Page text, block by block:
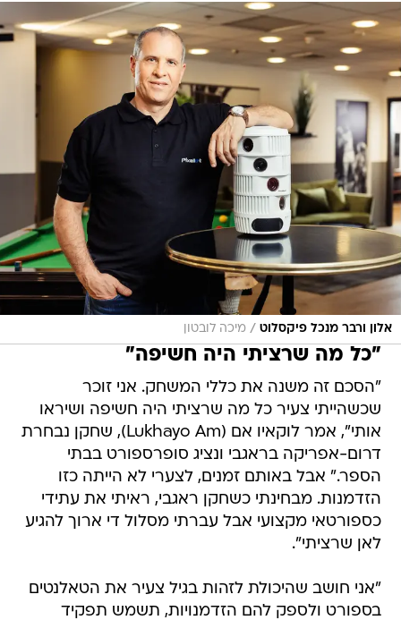
אלון ורבר מנכל פיקסלוט / מיכה לובטון
"כל מה שרציתי היה חשיפה"
"הסכם זה משנה את כללי המשחק. אני זוכר
שכשהייתי צעיר כל מה שרציתי היה חשיפה ושיראו
אותי", אמר לוקאיו אם (Lukhayo Am), שחקן נבחרת
דרום-אפריקה בראגבי ונציג סופרספורט בבתי
הספר." אבל באותם זמנים, לצערי לא הייתה כזו
הזדמנות. מבחינתי כשחקן ראגבי, ראיתי את עתידי
כספורטאי מקצועי אבל עברתי מסלול די ארוך להגיע
לאן שרציתי".
"אני חושב שהיכולת לזהות בגיל צעיר את הטאלנטים
בספורט ולספק להם הזדמנויות, תשמש תפקיד